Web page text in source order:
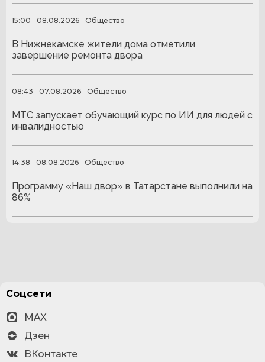
15:00 08.08.2026 Общество
В Нижнекамске жители дома отметили
завершение ремонта двора
08:43 07.08.2026 Общество
МТС запускает обучающий курс по ИИ для людей с
инвалидностью
14:38 08.08.2026 Общество
Программу «Наш двор» в Татарстане выполнили на
86%
Соцсети
MAX
Дзен
ВКонтакте